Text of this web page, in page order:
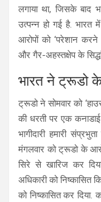
लगाया था, जिसके बाद
उत्पन्न हो गई है. भारत
आरोपों को ‘परेशान करने
और गैर-अहस्तक्षेप के
भारत ने ट्रूडो के
ट्रूडो ने सोमवार को
की धरती पर एक
भागीदारी हमारी
मंगलवार को ट्रूडो के
सिरे से खारिज कर
अधिकारी को निष्कासित
को निष्कासित कर दिया.